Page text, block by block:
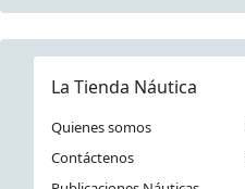
La Tienda Náutica
Quienes somos
Contáctenos